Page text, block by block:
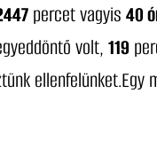
percet vagyis40
volt,119
ellenfelünket.Egy